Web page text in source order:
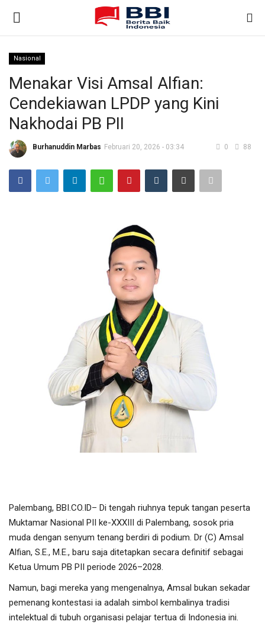
Beranda
Internasional
Pendidikan
Nasional
Menakar Visi Amsal Alfian:
Cendekiawan LPDP yang Kini
Nakhodai PB PII
Burhanuddin Marbas Februari 20, 2026 - 03:34 0 88
Palembang, BBI.CO.ID– Di tengah riuhnya tepuk tangan peserta
Muktamar Nasional PII ke-XXXIII di Palembang, sosok pria
muda dengan senyum tenang berdiri di podium. Dr (C) Amsal
Alfian, S.E., M.E., baru saja ditetapkan secara definitif sebagai
Ketua Umum PB PII periode 2026–2028.
Namun, bagi mereka yang mengenalnya, Amsal bukan sekadar
pemenang kontestasi ia adalah simbol kembalinya tradisi
intelektual di tubuh organisasi pelajar tertua di Indonesia ini.